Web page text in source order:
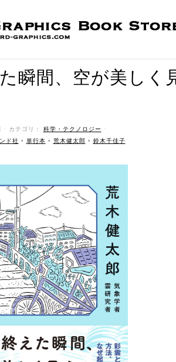
瞬間、空が美しく
カテゴリ： 科学・テクノロジー
ˑ
ド社 • 単行本 • 荒木健太郎 • 鈴木千佳子